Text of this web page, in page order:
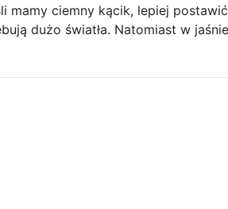
mamy ciemny kącik, lepiej
dużo światła. Natomiast w